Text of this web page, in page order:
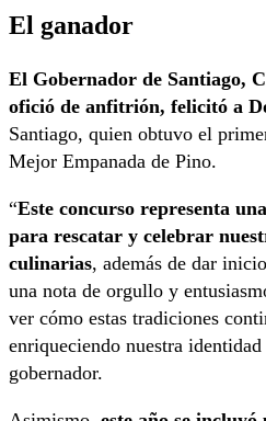
El ganador
El Gobernador de Santiago,
ofició de anfitrión, felicitó a
Santiago, quien obtuvo el
Mejor Empanada de Pino.
“Este concurso representa
para rescatar y celebrar
culinarias, además de dar
una nota de orgullo y
ver cómo estas tradiciones
enriqueciendo nuestra
gobernador.